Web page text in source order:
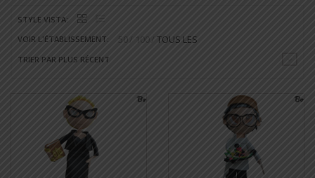
STYLE VISTA:
VOIR L'ÉTABLISSEMENT:
50 100 TOUS LES
TRIER PAR PLUS RÉCENT